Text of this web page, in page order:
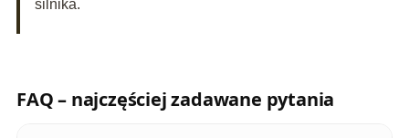
silnika.
FAQ – najczęściej zadawane pytania